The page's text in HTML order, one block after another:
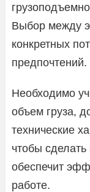
Выбор между
конкретных
предпочтений.
Необходимо
объем груза,
технические
чтобы
обеспечит
работе.